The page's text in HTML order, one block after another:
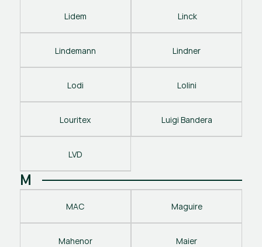
Lidem Linck
Lindemann Lindner
Lodi Lolini
Louritex Luigi Bandera
LVD
M
MAC Maguire
Mahenor Maier